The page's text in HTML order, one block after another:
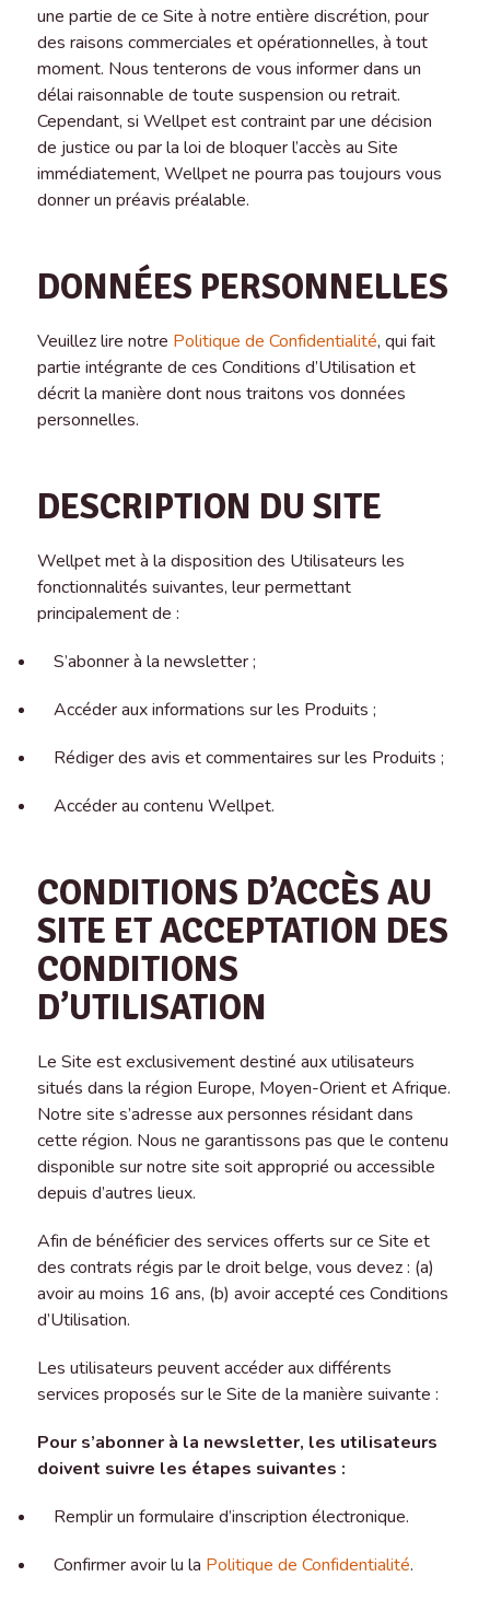
une partie de ce Site à notre entière discrétion, pour
des raisons commerciales et opérationnelles, à tout
moment. Nous tenterons de vous informer dans un
délai raisonnable de toute suspension ou retrait.
Cependant, si Wellpet est contraint par une décision
de justice ou par la loi de bloquer l’accès au Site
immédiatement, Wellpet ne pourra pas toujours vous
donner un préavis préalable.
DONNÉES PERSONNELLES
Veuillez lire notre Politique de Confidentialité, qui fait
partie intégrante de ces Conditions d’Utilisation et
décrit la manière dont nous traitons vos données
personnelles.
DESCRIPTION DU SITE
Wellpet met à la disposition des Utilisateurs les
fonctionnalités suivantes, leur permettant
principalement de :
S’abonner à la newsletter ;
Accéder aux informations sur les Produits ;
Rédiger des avis et commentaires sur les Produits ;
Accéder au contenu Wellpet.
CONDITIONS D’ACCÈS AU
SITE ET ACCEPTATION DES
CONDITIONS
D’UTILISATION
Le Site est exclusivement destiné aux utilisateurs
situés dans la région Europe, Moyen-Orient et Afrique.
Notre site s’adresse aux personnes résidant dans
cette région. Nous ne garantissons pas que le contenu
disponible sur notre site soit approprié ou accessible
depuis d’autres lieux.
Afin de bénéficier des services offerts sur ce Site et
des contrats régis par le droit belge, vous devez : (a)
avoir au moins 16 ans, (b) avoir accepté ces Conditions
d’Utilisation.
Les utilisateurs peuvent accéder aux différents
services proposés sur le Site de la manière suivante :
Pour s’abonner à la newsletter, les utilisateurs
doivent suivre les étapes suivantes :
Remplir un formulaire d’inscription électronique.
Confirmer avoir lu la Politique de Confidentialité.